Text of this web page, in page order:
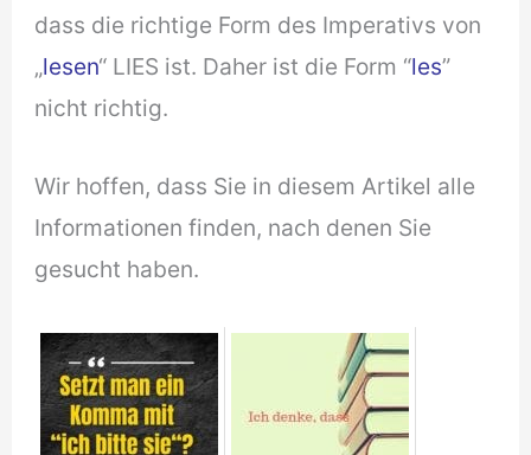
dass die richtige Form des Imperativs von
„lesen“ LIES ist. Daher ist die Form “les”
nicht richtig.
Wir hoffen, dass Sie in diesem Artikel alle
Informationen finden, nach denen Sie
gesucht haben.